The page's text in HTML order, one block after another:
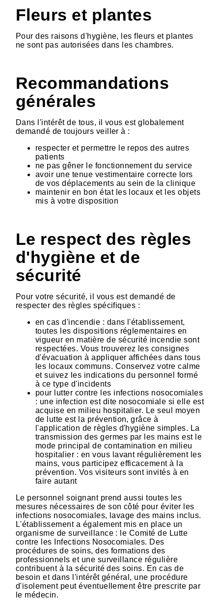
Fleurs et plantes
Pour des raisons d'hygiène, les fleurs et plantes
ne sont pas autorisées dans les chambres.
Recommandations
générales
Dans l'intérêt de tous, il vous est globalement
demandé de toujours veiller à :
respecter et permettre le repos des autres
patients
ne pas gêner le fonctionnement du service
avoir une tenue vestimentaire correcte lors
de vos déplacements au sein de la clinique
maintenir en bon état les locaux et les objets
mis à votre disposition
Le respect des règles
d'hygiène et de
sécurité
Pour votre sécurité, il vous est demandé de
respecter des règles spécifiques :
en cas d'incendie : dans l'établissement,
toutes les dispositions réglementaires en
vigueur en matière de sécurité incendie sont
respectées. Vous trouverez les consignes
d'évacuation à appliquer affichées dans tous
les locaux communs. Conservez votre calme
et suivez les indications du personnel formé
à ce type d'incidents
pour lutter contre les infections nosocomiales
: une infection est dite nosocomiale si elle est
acquise en milieu hospitalier. Le seul moyen
de lutte est la prévention, grâce à
l'application de règles d'hygiène simples. La
transmission des germes par les mains est le
mode principal de contamination en milieu
hospitalier : en vous lavant régulièrement les
mains, vous participez efficacement à la
prévention. Vos visiteurs sont invités à en
faire autant
Le personnel soignant prend aussi toutes les
mesures nécessaires de son côté pour éviter les
infections nosocomiales, lavage des mains inclus.
L'établissement a également mis en place un
organisme de surveillance : le Comité de Lutte
contre les Infections Nosocomiales. Des
procédures de soins, des formations des
professionnels et une surveillance régulière
contribuent à la sécurité des soins. En cas de
besoin et dans l'intérêt général, une procédure
d'isolement peut éventuellement être prescrite par
le médecin.